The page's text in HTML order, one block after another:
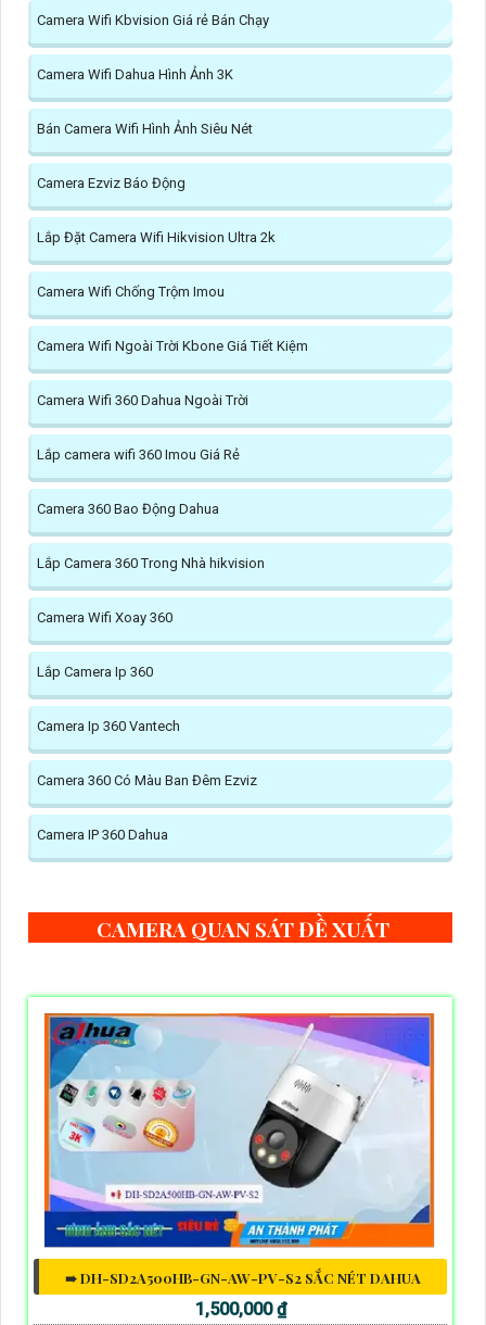
Camera Wifi Kbvision Giá rẻ Bán Chạy
Camera Wifi Dahua Hình Ảnh 3K
Bán Camera Wifi Hình Ảnh Siêu Nét
Camera Ezviz Báo Động
Lắp Đặt Camera Wifi Hikvision Ultra 2k
Camera Wifi Chống Trộm Imou
Camera Wifi Ngoài Trời Kbone Giá Tiết Kiệm
Camera Wifi 360 Dahua Ngoài Trời
Lắp camera wifi 360 Imou Giá Rẻ
Camera 360 Bao Động Dahua
Lắp Camera 360 Trong Nhà hikvision
Camera Wifi Xoay 360
Lắp Camera Ip 360
Camera Ip 360 Vantech
Camera 360 Có Màu Ban Đêm Ezviz
Camera IP 360 Dahua
CAMERA QUAN SÁT ĐỀ XUẤT
➠ DH-SD2A500HB-GN-AW-PV-S2 SẮC NÉT DAHUA
1,500,000 ₫